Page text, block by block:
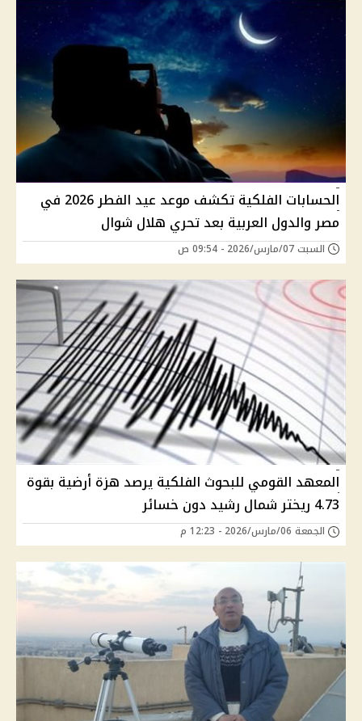
الحسابات الفلكية تكشف موعد عيد الفطر 2026 في
مصر والدول العربية بعد تحري هلال شوال
السبت 07/مارس/2026 - 09:54 ص
المعهد القومي للبحوث الفلكية يرصد هزة أرضية بقوة
4.73 ريختر شمال رشيد دون خسائر
الجمعة 06/مارس/2026 - 12:23 م